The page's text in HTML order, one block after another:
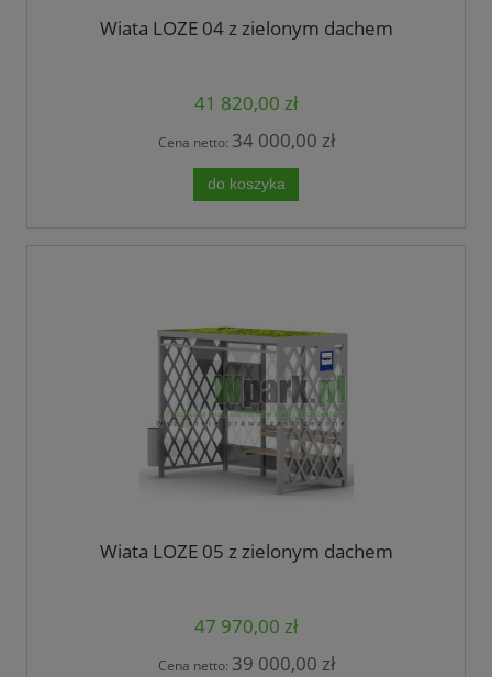
Wiata LOZE 04 z zielonym dachem
41 820,00 zł
Cena netto: 34 000,00 zł
do koszyka
Wiata LOZE 05 z zielonym dachem
47 970,00 zł
Cena netto: 39 000,00 zł